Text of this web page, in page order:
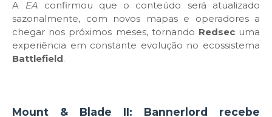
A EA confirmou que o conteúdo será atualizado
sazonalmente, com novos mapas e operadores a
chegar nos próximos meses, tornando Redsec uma
experiência em constante evolução no ecossistema
Battlefield.
Mount & Blade II: Bannerlord recebe